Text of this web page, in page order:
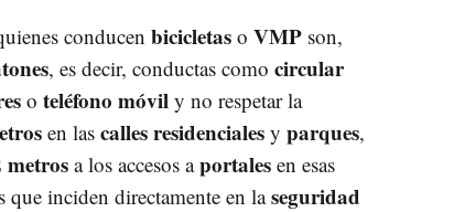
conducen bicicletaso VMPson,
, es decir, conductas como circular
o teléfono móvily no respetar la
en las calles residencialesy parques,
metrosa los accesos aportalesen esas
que inciden directamente en laseguridad